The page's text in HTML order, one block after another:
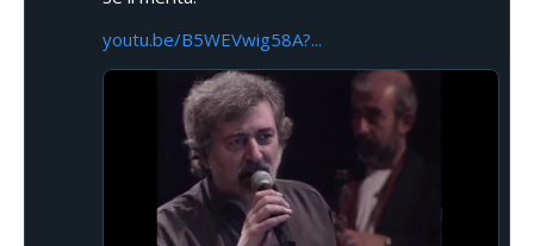
youtu.be/B5WEVwig58A?...